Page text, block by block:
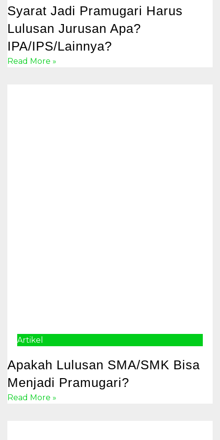
Syarat Jadi Pramugari Harus
Lulusan Jurusan Apa?
IPA/IPS/Lainnya?
Read More »
Artikel
Apakah Lulusan SMA/SMK Bisa
Menjadi Pramugari?
Read More »